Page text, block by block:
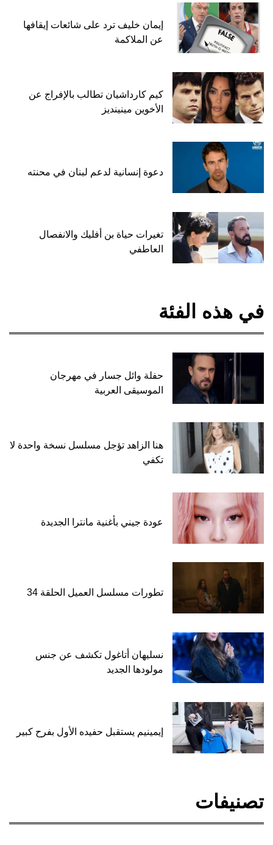
إيمان خليف ترد على شائعات إيقافها
عن الملاكمة
كيم كارداشيان تطالب بالإفراج عن
الأخوين مينينديز
دعوة إنسانية لدعم لبنان في محنته
تغيرات حياة بن أفليك والانفصال
العاطفي
في هذه الفئة
حفلة وائل جسار في مهرجان
الموسيقى العربية
هنا الزاهد تؤجل مسلسل نسخة واحدة لا
تكفي
عودة جيني بأغنية مانترا الجديدة
تطورات مسلسل العميل الحلقة 34
نسليهان أتاغول تكشف عن جنس
مولودها الجديد
إيمينيم يستقبل حفيده الأول بفرح كبير
تصنيفات